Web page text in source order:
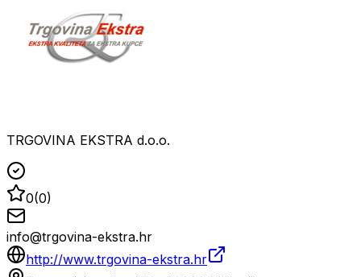
TRGOVINA EKSTRA d.o.o.
0(0)
info@trgovina-ekstra.hr
http://www.trgovina-ekstra.hr